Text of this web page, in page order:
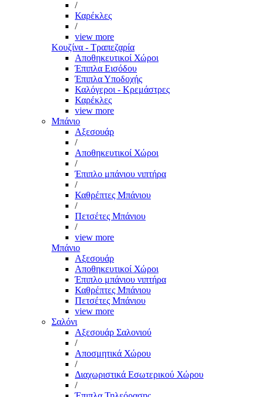
/
Καρέκλες
/
view more
Κουζίνα - Τραπεζαρία
Αποθηκευτικοί Χώροι
Έπιπλα Εισόδου
Έπιπλα Υποδοχής
Καλόγεροι - Κρεμάστρες
Καρέκλες
view more
Μπάνιο
Αξεσουάρ
/
Αποθηκευτικοί Χώροι
/
Έπιπλο μπάνιου νιπτήρα
/
Καθρέπτες Μπάνιου
/
Πετσέτες Μπάνιου
/
view more
Μπάνιο
Αξεσουάρ
Αποθηκευτικοί Χώροι
Έπιπλο μπάνιου νιπτήρα
Καθρέπτες Μπάνιου
Πετσέτες Μπάνιου
view more
Σαλόνι
Αξεσουάρ Σαλονιού
/
Αποσμητικά Χώρου
/
Διαχωριστικά Εσωτερικού Χώρου
/